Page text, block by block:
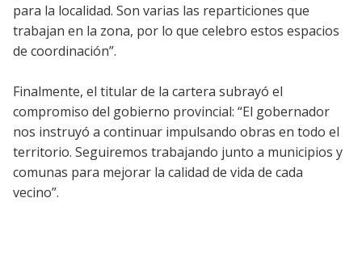
para la localidad. Son varias las reparticiones que
trabajan en la zona, por lo que celebro estos espacios
de coordinación”.
Finalmente, el titular de la cartera subrayó el
compromiso del gobierno provincial: “El gobernador
nos instruyó a continuar impulsando obras en todo el
territorio. Seguiremos trabajando junto a municipios y
comunas para mejorar la calidad de vida de cada
vecino”.